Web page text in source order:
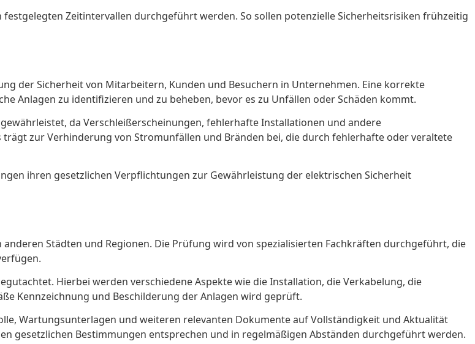
Zeitintervallen durchgeführt werden. So sollen potenzielle Sicherheitsrisiken frühzeitig
der Sicherheit von Mitarbeitern, Kunden und Besuchern in Unternehmen. Eine korrekte
Anlagen zu identifizieren und zu beheben, bevor es zu Unfällen oder Schäden kommt.
da Verschleißerscheinungen, fehlerhafte Installationen und andere
zur Verhinderung von Stromunfällen und Bränden bei, die durch fehlerhafte oder veraltete
ihren gesetzlichen Verpflichtungen zur Gewährleistung der elektrischen Sicherheit
Städten und Regionen. Die Prüfung wird von spezialisierten Fachkräften durchgeführt, die
Hierbei werden verschiedene Aspekte wie die Installation, die Verkabelung, die
Kennzeichnung und Beschilderung der Anlagen wird geprüft.
Wartungsunterlagen und weiteren relevanten Dokumente auf Vollständigkeit und Aktualität
gesetzlichen Bestimmungen entsprechen und in regelmäßigen Abständen durchgeführt werden.